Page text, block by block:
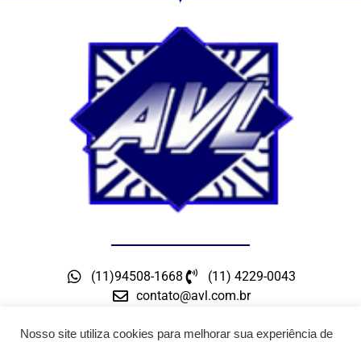
(11)94508-1668
(11) 4229-0043
contato@avl.com.br
do Sul – SP
Nosso site utiliza cookies para melhorar sua experiência de